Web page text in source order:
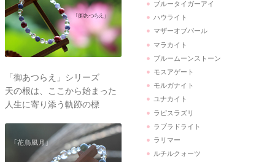
「御あつらえ」シリーズ
天の根は、ここから始まった
人生に寄り添う軌跡の標
ブルータイガーアイ
ハウライト
マザーオブパール
マラカイト
ブルームーンストーン
モスアゲート
モルガナイト
ユナカイト
ラピスラズリ
ラブラドライト
ラリマー
ルチルクォーツ